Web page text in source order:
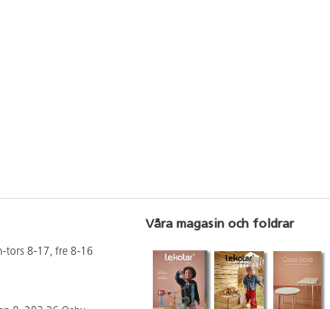
tors 8-17, fre 8-16
Våra magasin och foldrar